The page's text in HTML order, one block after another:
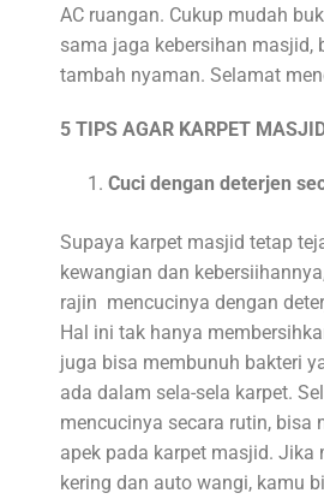
AC ruangan. Cukup mudah
sama jaga kebersihan masjid,
tambah nyaman. Selamat
5 TIPS AGAR KARPET
Cuci dengan deterjen
Supaya karpet masjid tetap
kewangian dan
rajin mencucinya dengan
Hal ini tak hanya
juga bisa membunuh bakteri
ada dalam sela-sela karpet.
mencucinya secara rutin, bisa
apek pada karpet masjid. Jika
kering dan auto wangi, kamu